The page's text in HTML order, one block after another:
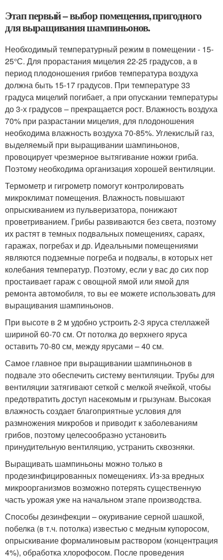
Этап первый – выбор помещения, пригодного
для выращивания шампиньонов.
Необходимый температурный режим в помещении - 15-
25°С. Для прорастания мицелия 22-25 градусов, а в
период плодоношения грибов температура воздуха
должна быть 15-17 градусов. При температуре 33
градуса мицелий погибает, а при опускании температуры
до 3-х градусов – прекращается рост. Влажность воздуха
70% при разрастании мицелия, для плодоношения
необходима влажность воздуха 70-85%. Углекислый газ,
выделяемый при выращивании шампиньонов,
провоцирует чрезмерное вытягивание ножки гриба.
Поэтому необходима организация хорошей вентиляции.
Термометр и гигрометр помогут контролировать
микроклимат помещения. Влажность повышают
опрыскиванием из пульверизатора, понижают
проветриванием. Грибы развиваются без света, поэтому
их растят в темных подвальных помещениях, сараях,
гаражах, погребах и др. Идеальными помещениями
являются подземные погреба и подвалы, в которых нет
колебания температур. Поэтому, если у вас до сих пор
простаивает гараж с овощной ямой или ямой для
ремонта автомобиля, то вы ее можете использовать для
выращивания шампиньонов.
При высоте в 2 м удобно устроить 2-3 яруса стеллажей
шириной 60-70 см. От потолка до верхнего яруса
оставить 70-80 см, между ярусами – 40 см.
Самое главное при выращивании шампиньонов в
подвале это обеспечить систему вентиляции. Трубы для
вентиляции затягивают сеткой с мелкой ячейкой, чтобы
предотвратить доступ насекомым и грызунам. Высокая
влажность создает благоприятные условия для
размножения микробов и приводит к заболеваниям
грибов, поэтому целесообразно установить
принудительную вентиляцию, устранить сквозняки.
Выращивать шампиньоны можно только в
продезинфицированных помещениях. Из-за вредных
микроорганизмов возможно потерять существенную
часть урожая уже на начальном этапе производства.
Способы дезинфекции – окуривание серной шашкой,
побелка (в т.ч. потолка) известью с медным купоросом,
опрыскивание формалиновым раствором (концентрация
4%), обработка хлорофосом. После проведения